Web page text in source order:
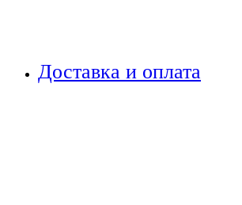
Доставка и оплата